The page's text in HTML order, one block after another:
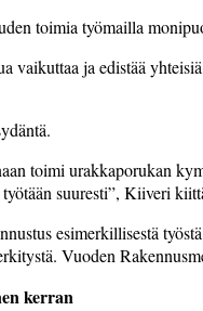
toimia työmailla
vaikuttaa ja edistää
toimi urakkaporukan
suuresti”, Kiiveri
esimerkillisestä
Vuoden
kerran